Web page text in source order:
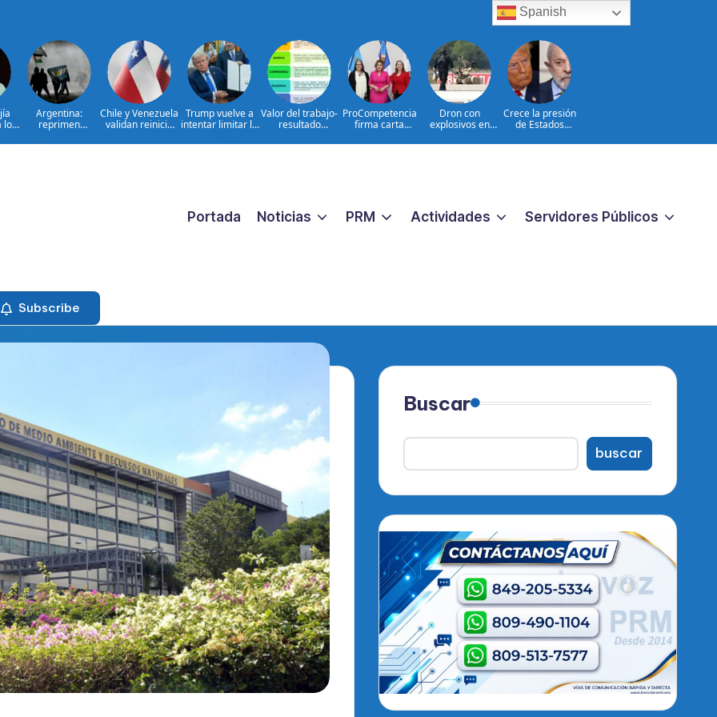
lo
del
Argentina:
reprimen
proyecto sobre
Chile y Venezuela
validan reinicio
consulares
Trump vuelve a
intentar limitar la
nacimiento
Valor del trabajo-
resultado
CERCANO A LA
ProCompetencia
firma carta
obtener el Sello
Dron con
explosivos en
interrogantes
Crece la presión
de Estados
Brasil
Portada Noticias PRM Actividades Servidores Públicos
Subscribe
Buscar
buscar
Spanish